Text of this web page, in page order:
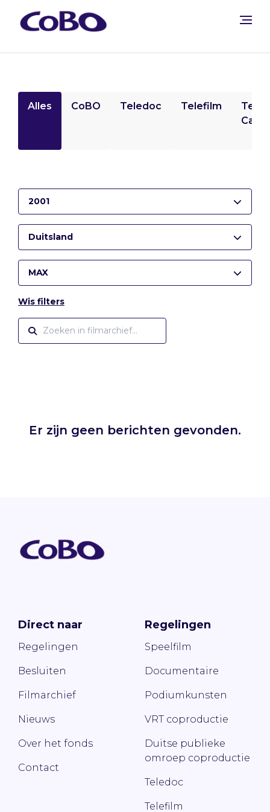
Alles CoBO Teledoc Telefilm
2001
Duitsland
MAX
Wis filters
Er zijn geen berichten gevonden.
Direct naar
Regelingen
Besluiten
Filmarchief
Nieuws
Over het fonds
Contact
Regelingen
Speelfilm
Documentaire
Podiumkunsten
VRT coproductie
Duitse publieke
omroep coproductie
Teledoc
Telefilm